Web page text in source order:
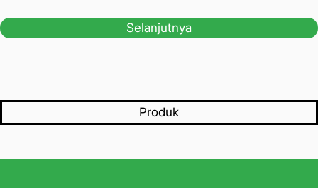
Selanjutnya
Produk